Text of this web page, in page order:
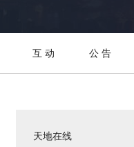
互 动 公 告
天地在线